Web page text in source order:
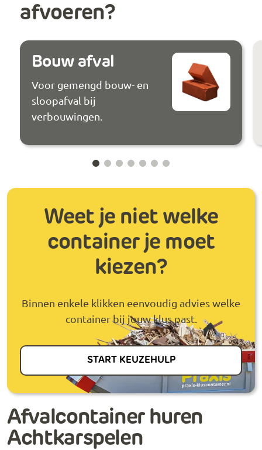
afvoeren?
Bouw afval
Voor gemengd bouw- en
sloopafval bij
verbouwingen.
Weet je niet welke
container je moet
kiezen?
Binnen enkele klikken eenvoudig advies welke
container bij jouw klus past.
START KEUZEHULP
Afvalcontainer huren
Achtkarspelen